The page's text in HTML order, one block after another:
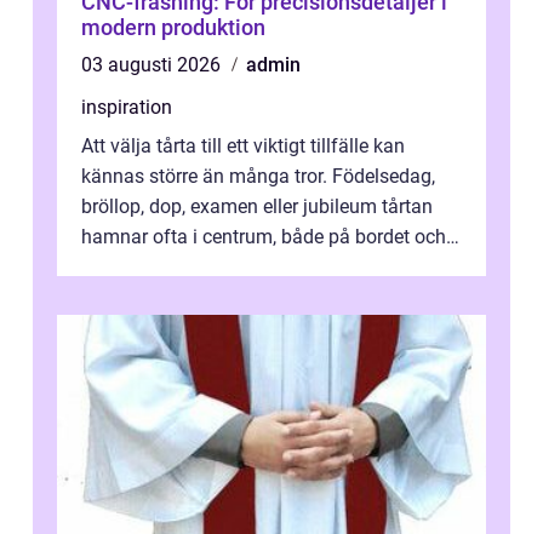
modern produktion
03 augusti 2026
admin
inspiration
Att välja tårta till ett viktigt tillfälle kan
kännas större än många tror. Födelsedag,
bröllop, dop, examen eller jubileum tårtan
hamnar ofta i centrum, både på bordet och i